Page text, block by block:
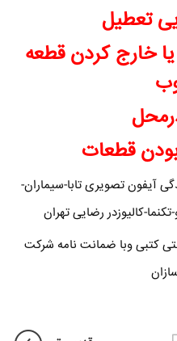
تعطیل
خارج کردن قطعه
قطعات
آیفون تصویری تابا-سیماران-
کالیوزدر رضایی تهران
کتبی وبا ضمانت نامه شرکت